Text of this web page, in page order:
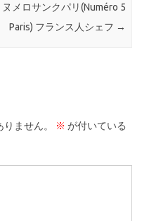
ヌメロサンクパリ(Numéro 5
Paris) フランス人シェフ →
ません。 ※ が付いている